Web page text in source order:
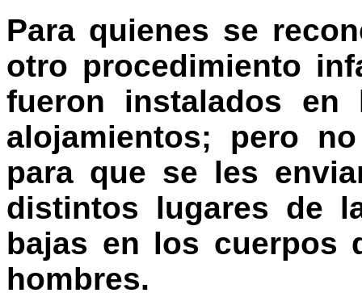
Para quienes se
otro procedimiento
fueron instalados
alojamientos; pero
para que se les
distintos lugares de
bajas en los cuerpos
hombres.